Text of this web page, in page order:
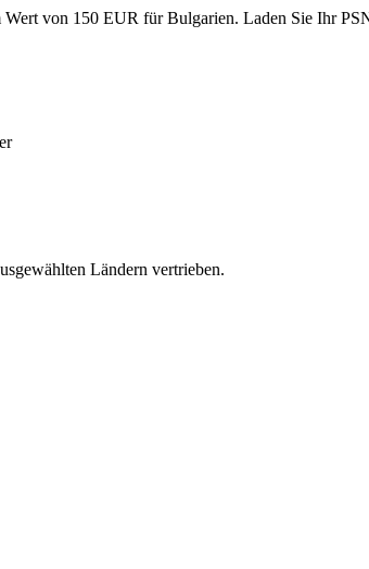
von 150 EUR für Bulgarien. Laden Sie Ihr
Ländern vertrieben.